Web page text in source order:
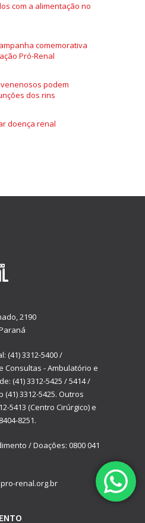
com a alimentação no
comemorativa
Pró-Renal
podem
dos rins
doença renal
2190
(41) 3312-5400/
Consultas - Ambulatório e
(41) 3312-5425 /5414/
3312-5425. Outros
5413 (Centro Cirúrgico) e
8251.
/ Doações: 0800 041
renal.org.br